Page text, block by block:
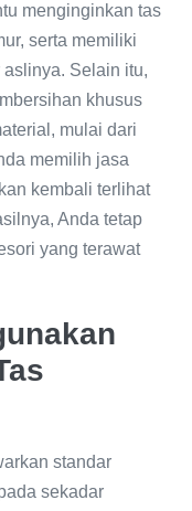
menginginkan tas
serta memiliki
Selain itu,
khusus
mulai dari
memilih jasa
kembali terlihat
Anda tetap
yang terawat
standar
sekadar